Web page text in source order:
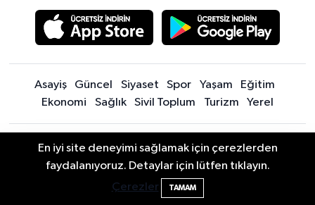
Asayiş Güncel Siyaset Spor Yaşam
Eğitim
Ekonomi
Sağlık Sivil Toplum Turizm Yerel
Sitede yayınlanan içerik ve yorumlardan yazarları sorumludur.
Bartın İnfo sorumlu tutulamaz. Sitedeki tüm harici linkler ayrı bir
sayfada açılır. Sitemizde yayınlanan haber, köşe yazıları ve
En iyi site deneyimi sağlamak için çerezlerden
faydalanıyoruz. Detaylar için lütfen tıklayın.
Çerezler
TAMAM
2 Buzağı Hediyeli Bal Festivalinde Hande
Ünsal Sahne Alacak